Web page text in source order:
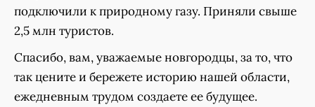
подключили к природному газу. Приняли свыше
2,5 млн туристов.
Спасибо, вам, уважаемые новгородцы, за то, что
так цените и бережете историю нашей области,
ежедневным трудом создаете ее будущее.